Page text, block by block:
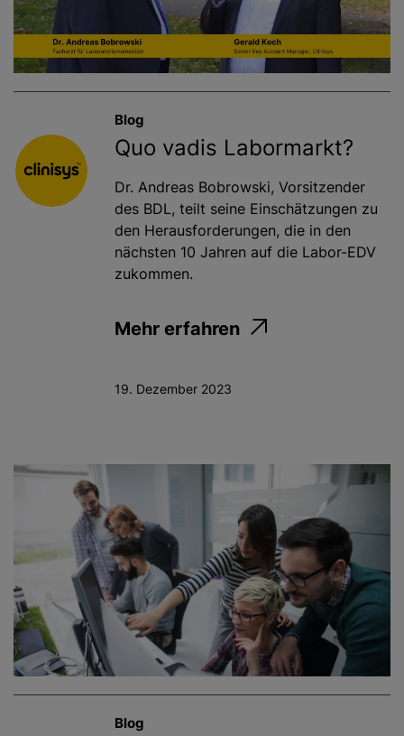
Blog
Quo vadis Labormarkt?
Dr. Andreas Bobrowski, Vorsitzender
des BDL, teilt seine Einschätzungen zu
den Herausforderungen, die in den
nächsten 10 Jahren auf die Labor-EDV
zukommen.
Mehr erfahren
19. Dezember 2023
Blog